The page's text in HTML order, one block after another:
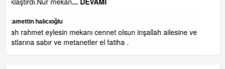
ailesine ve
SON HABERLER